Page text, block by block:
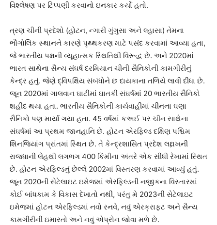
વિશ્લેષણ પર ટિપ્પણી કરવાનો ઇનકાર કર્યો હતો.
ત્રણ ચીની પ્રદેશો (હોટન, ન્ગારી ગુંગુસા અને લ્હાસા) તેમના
ભૌગોલિક સ્થાનને કારણે પૃથ્થકરણ માટે પસંદ કરવામાં આવ્યા હતા,
જે ભારતીય પક્ષની વ્યૂહાત્મક સ્થિતિથી વિરૂદ્ધ છે. અને 2020માં
ભારત સાથેના સૈન્ય સંઘર્ષ દરમિયાન ચીની સૈનિકોની કામગીરીનું
કેન્દ્ર હતું. જેણે દ્વિપક્ષિય સંબંધોને છ દાયકાના તળિયે લાવી દીધા છે.
જૂન 2020માં ગાલવાન ઘાટીમાં ઘાતકી સંઘર્ષમાં 20 ભારતીય સૈનિકો
શહીદ થયા હતા. ભારતીય સૈનિકોની કાર્યવાહીમાં ચીનના ઘણા
સૈનિકો પણ માર્યા ગયા હતા. 45 વર્ષમાં કઅઈ પર ચીન સાથેના
સંઘર્ષમાં આ પ્રથમ જાનહાનિ છે. હોટન એરફિલ્ડ દક્ષિણ પશ્ચિમ
શિનજિયાંગ પ્રાંતમાં સ્થિત છે. તે કેન્દ્રશાસિત પ્રદેશ લદ્દાખની
રાજધાની લેહથી લગભગ 400 કિમીના અંતરે એક સીધી રેખામાં સ્થિત
છે. હોટન એરફિલ્ડનું છેલ્લે 2002માં વિસ્તરણ કરવામાં આવ્યું હતું.
જૂન 2020ની સેટેલાઇટ ઇમેજમાં એરફિલ્ડની નજીકના વિસ્તારમાં
કોઈ બાંધકામ કે વિકાસ દેખાતો નથી, પરંતુ મે 2023ની સેટેલાઇટ
ઇમેજમાં હોટન એરફિલ્ડમાં નવો રનવે, નવું એરક્રાફટ અને સૈન્ય
કામગીરીની ઇમારતો અને નવું એપ્રોન જોવા મળે છે.